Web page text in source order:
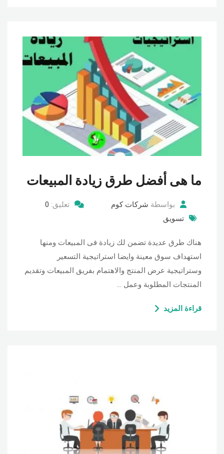
ما هى أفضل طرق زيادة المبيعات
بواسطة شركات كوم تعليق: 0
تسويق
هناك طرق عديدة تضمن لك زيادة فى المبيعات ومنها
استهداف سوق معينة وايضا استراتيجية التسعير
وستراتيجية عرض المنتج والاهتمام بفريق المبيعات وتقديم
المنتجات المطلوبة وعمل …
قراءة المزيد